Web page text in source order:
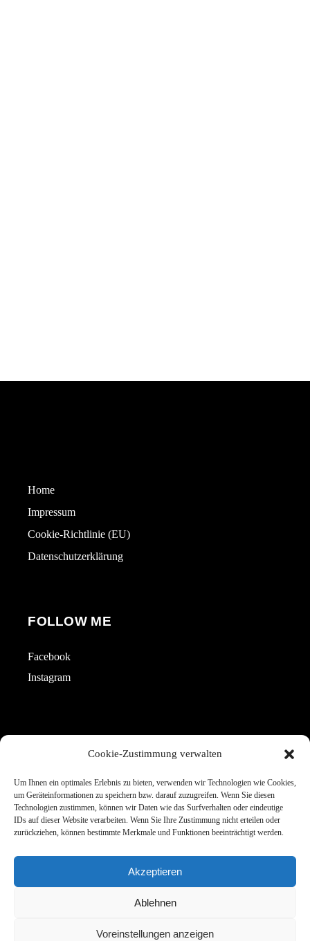
Cookie-Zustimmung verwalten
Um Ihnen ein optimales Erlebnis zu bieten, verwenden wir Technologien wie Cookies,
um Geräteinformationen zu speichern bzw. darauf zuzugreifen. Wenn Sie diesen
Technologien zustimmen, können wir Daten wie das Surfverhalten oder eindeutige
IDs auf dieser Website verarbeiten. Wenn Sie Ihre Zustimmung nicht erteilen oder
zurückziehen, können bestimmte Merkmale und Funktionen beeinträchtigt werden.
Akzeptieren
Ablehnen
Voreinstellungen anzeigen
Home
Impressum
Cookie-Richtlinie (EU)
Datenschutzerklärung
FOLLOW ME
Facebook
Instagram
Telefon: +49 151 42615649
E-Mail: info@estherpeter.de